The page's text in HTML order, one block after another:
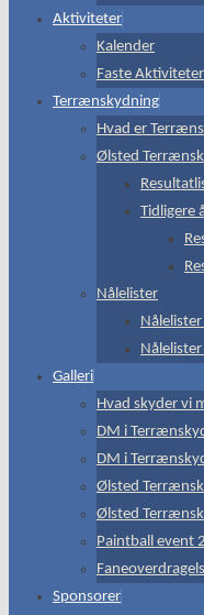
Aktiviteter
Kalender
Faste Aktiviteter
Terrænskydning
Hvad er
Ølsted
Tidligere
Nålelister
Galleri
Hvad skyder vi
DM i
DM i
Ølsted
Ølsted
Paintball event
Sponsorer